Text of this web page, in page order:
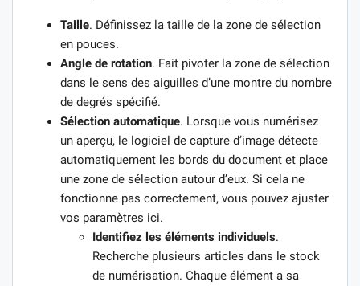
Taille. Définissez la taille de la zone de sélection
en pouces.
Angle de rotation. Fait pivoter la zone de sélection
dans le sens des aiguilles d’une montre du nombre
de degrés spécifié.
Sélection automatique. Lorsque vous numérisez
un aperçu, le logiciel de capture d’image détecte
automatiquement les bords du document et place
une zone de sélection autour d’eux. Si cela ne
fonctionne pas correctement, vous pouvez ajuster
vos paramètres ici.
Identifiez les éléments individuels.
Recherche plusieurs articles dans le stock
de numérisation. Chaque élément a sa